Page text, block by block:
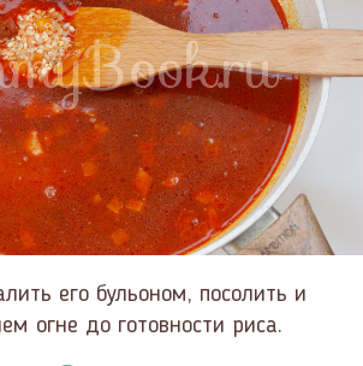
его бульоном, посолить и
огне до готовности риса.